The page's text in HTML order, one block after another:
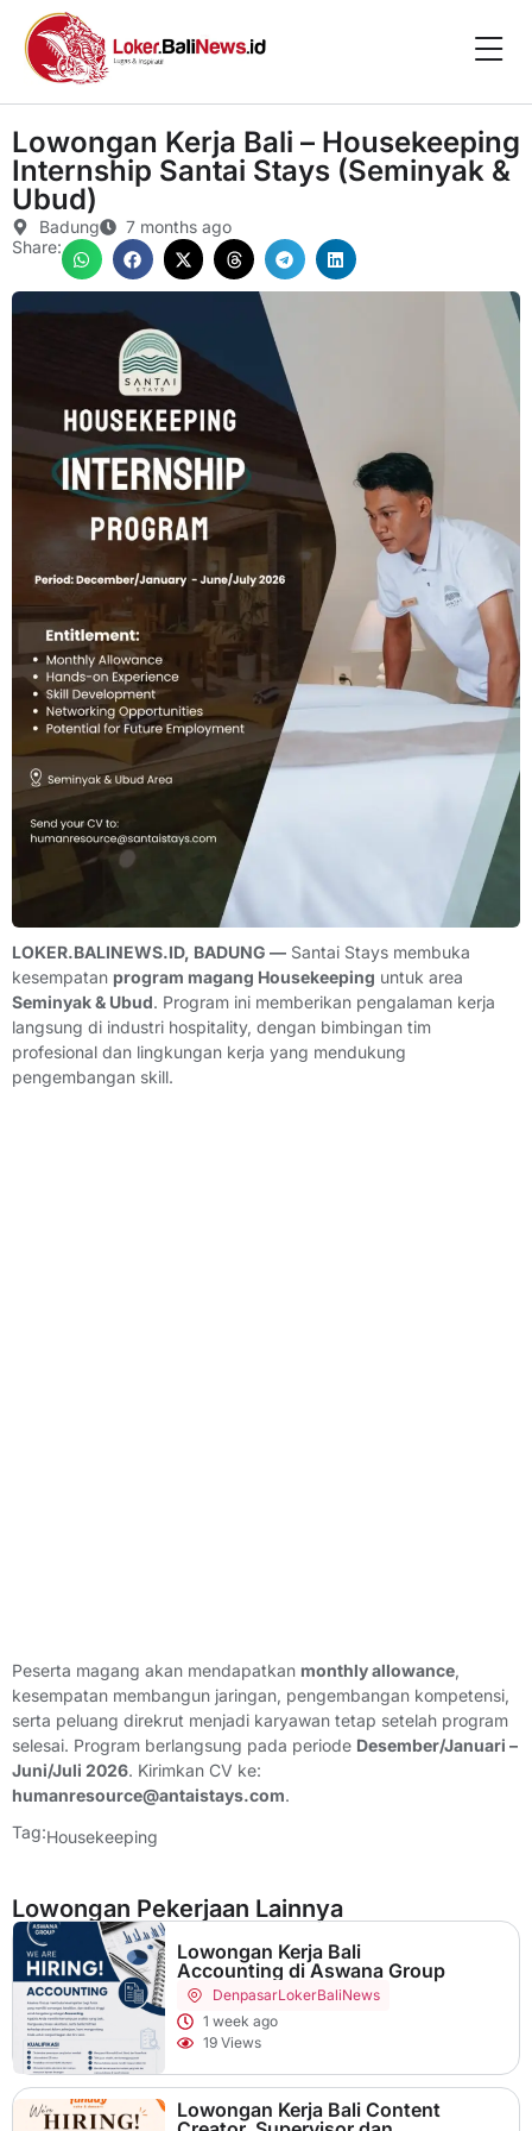
Lowongan Kerja Bali – Housekeeping
Internship Santai Stays (Seminyak &
Ubud)
Badung
7 months ago
Share:
LOKER.BALINEWS.ID, BADUNG — Santai Stays membuka
kesempatan program magang Housekeeping untuk area
Seminyak & Ubud. Program ini memberikan pengalaman kerja
langsung di industri hospitality, dengan bimbingan tim
profesional dan lingkungan kerja yang mendukung
pengembangan skill.
Peserta magang akan mendapatkan monthly allowance,
kesempatan membangun jaringan, pengembangan kompetensi,
serta peluang direkrut menjadi karyawan tetap setelah program
selesai. Program berlangsung pada periode Desember/Januari –
Juni/Juli 2026. Kirimkan CV ke:
humanresource@antaistays.com.
Tag:Housekeeping
Lowongan Pekerjaan Lainnya
Lowongan Kerja Bali
Accounting di Aswana Group
DenpasarLokerBaliNews
1 week ago
19 Views
Lowongan Kerja Bali Content